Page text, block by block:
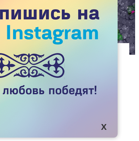
пишет о, казалось бы,
закон об однополых браках. Что
в статье.